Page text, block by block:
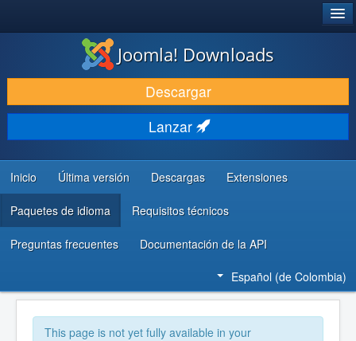
DESCARGAR
DESCUBRE Y APRENDE
COMUNIDAD Y AYUDA
RECURSOS PARA DESARROLLADORES
Joomla! Downloads
Descargar
Lanzar
Inicio Última versión Descargas Extensiones
Paquetes de idioma Requisitos técnicos
Preguntas frecuentes Documentación de la API
Español (de Colombia)
This page is not yet fully available in your